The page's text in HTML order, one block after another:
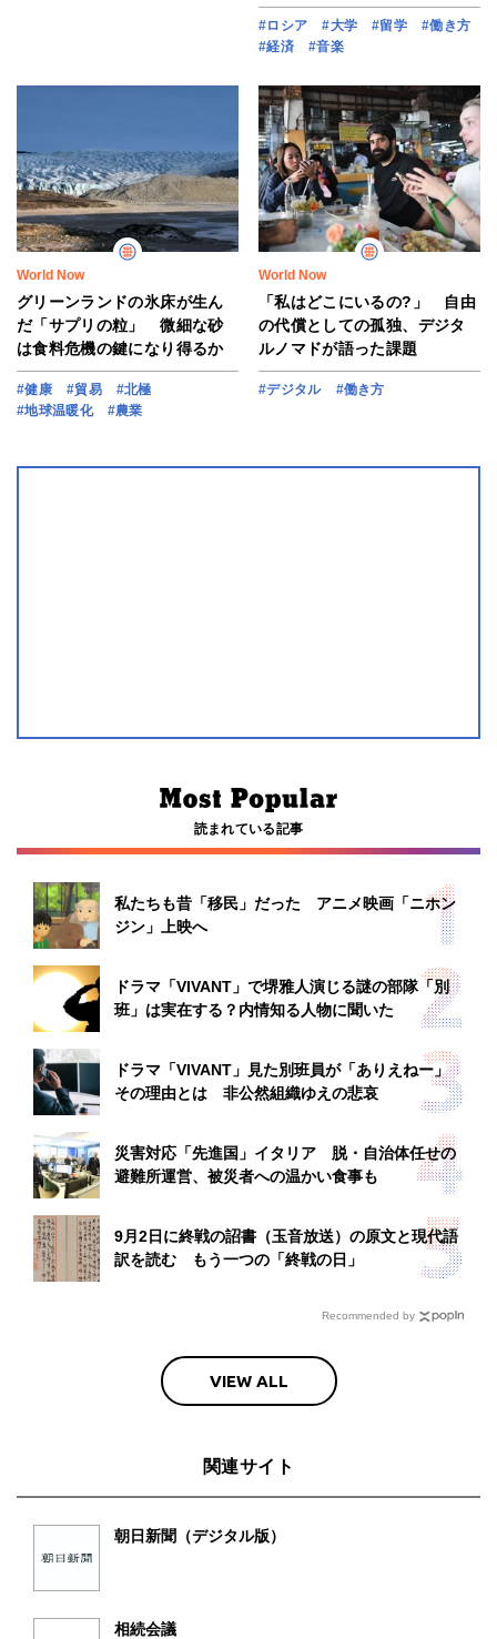
#ロシア #大学 #留学
#働き方
#経済
#音楽
World Now
グリーンランドの氷床が生ん
だ「サプリの粒」 微細な砂
は食料危機の鍵になり得るか
#健康 #貿易
#北極
#地球温暖化
#農業
World Now
「私はどこにいるの?」 自由
の代償としての孤独、デジタ
ルノマドが語った課題
#デジタル #働き方
読まれている記事
私たちも昔「移民」だった アニメ映画「ニホン
ジン」上映へ
ドラマ「VIVANT」で堺雅人演じる謎の部隊「別
班」は実在する？内情知る人物に聞いた
ドラマ「VIVANT」見た別班員が「ありえねー」
その理由とは 非公然組織ゆえの悲哀
災害対応「先進国」イタリア 脱・自治体任せの
避難所運営、被災者への温かい食事も
9月2日に終戦の詔書（玉音放送）の原文と現代語
訳を読む もう一つの「終戦の日」
Recommended by
VIEW ALL
関連サイト
朝日新聞（デジタル版）
相続会議